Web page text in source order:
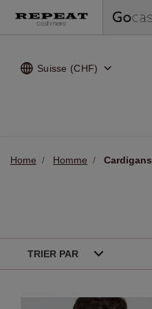
Suisse (CHF)
Home Homme Cardigans
TRIER PAR
46 - XS
Cachemire (100%)